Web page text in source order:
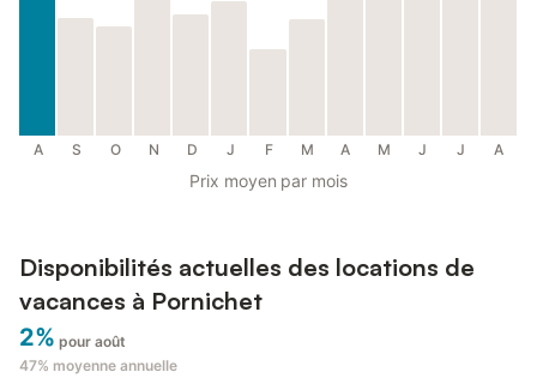
A S O N D J F M A M J J A
Prix moyen par mois
Disponibilités actuelles des locations de
vacances à Pornichet
2% pour août
47% moyenne annuelle